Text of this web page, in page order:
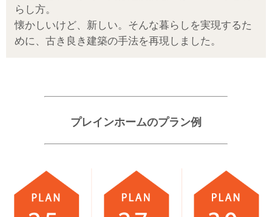
らし方。
懐かしいけど、新しい。そんな暮らしを実現するた
めに、古き良き建築の手法を再現しました。
プレインホームのプラン例